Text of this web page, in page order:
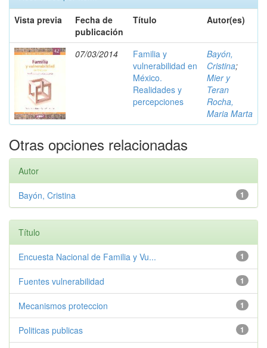
Vista previa
Fecha de
publicación
Título Autor(es)
07/03/2014
Familia y
vulnerabilidad en
México.
Realidades y
percepciones
Bayón,
Cristina;
Mier y
Teran
Rocha,
Maria Marta
Otras opciones relacionadas
Autor
1
Bayón, Cristina
Título
1
Encuesta Nacional de Familia y Vu...
1
Fuentes vulnerabilidad
1
Mecanismos proteccion
1
Politicas publicas